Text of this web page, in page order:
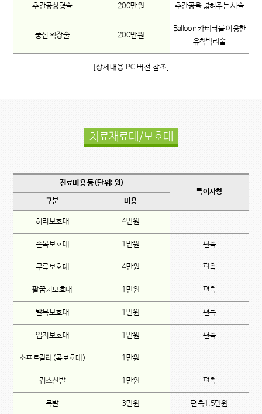
추간공성형술 200만원 추간공을 넓혀주는 시술
풍선 확장술 200만원
Balloon 카테터를 이용한
유착박리술
[상세내용 PC 버전 참조]
치료재료대/보호대
진료비용 등(단위: 원)
특이사항
구분
비용
허리보호대 4만원
손목보호대 1만원 편측
무릎보호대 4만원 편측
팔꿈치보호대 1만원 편측
발목보호대 1만원 편측
엄지보호대 1만원 편측
소프트칼라(목보호대) 1만원
깁스신발 1만원 편측
목발 3만원 편측1.5만원